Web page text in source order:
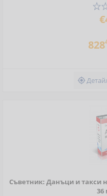
828

Съветник: Данъци и такси
36